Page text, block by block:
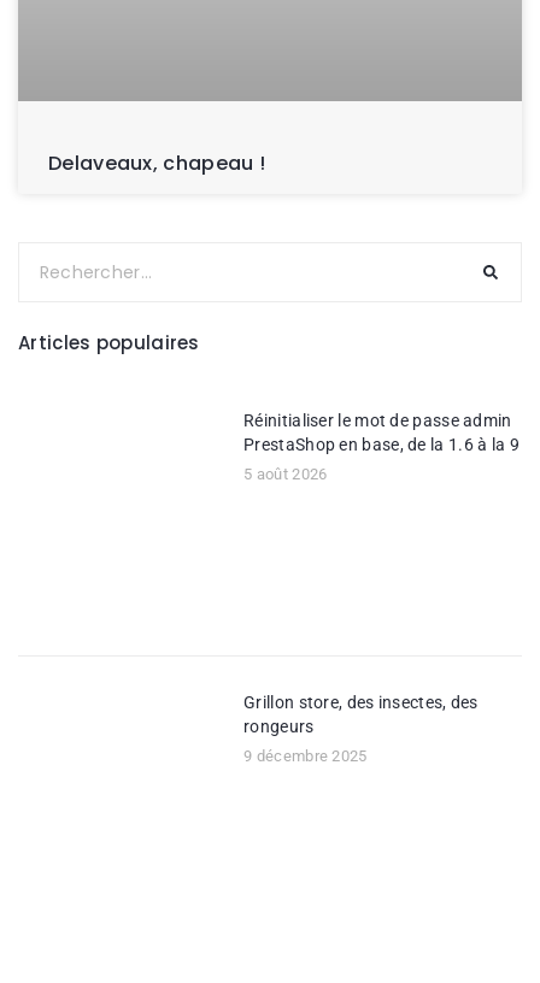
Delaveaux, chapeau !
Articles populaires
Réinitialiser le mot de passe admin
PrestaShop en base, de la 1.6 à la 9
5 août 2026
Grillon store, des insectes, des
rongeurs
9 décembre 2025